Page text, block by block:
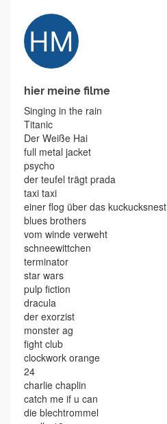
hier meine filme
Singing in the rain
Titanic
Der Weiße Hai
full metal jacket
psycho
der teufel trägt prada
taxi taxi
einer flog über das kuckucksnest
blues brothers
vom winde verweht
schneewittchen
terminator
star wars
pulp fiction
dracula
der exorzist
monster ag
fight club
clockwork orange
24
charlie chaplin
catch me if u can
die blechtrommel